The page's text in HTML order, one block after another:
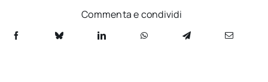
Commenta e condividi